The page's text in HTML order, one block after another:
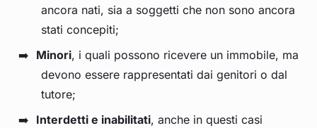
ancora nati, sia a soggetti che non sono ancora
stati concepiti;
Minori, i quali possono ricevere un immobile, ma
devono essere rappresentati dai genitori o dal
tutore;
Interdetti e inabilitati, anche in questi casi